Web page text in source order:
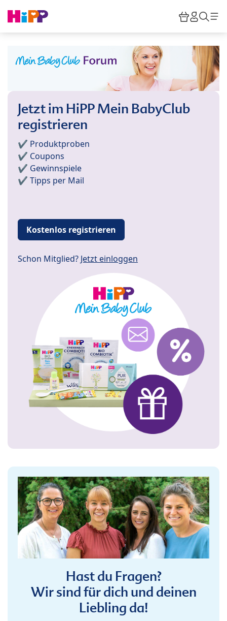
HiPP
Jetzt im HiPP Mein BabyClub
registrieren
✔️ Produktproben
✔️ Coupons
✔️ Gewinnspiele
✔️ Tipps per Mail
Kostenlos registrieren
Schon Mitglied? Jetzt einloggen
Hast du Fragen?
Wir sind für dich und deinen
Liebling da!